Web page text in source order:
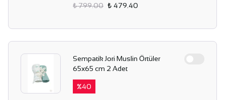
₺ 799.00 ₺ 479.40
Sempatik Jori Muslin Örtüler
65x65 cm 2 Adet
%40